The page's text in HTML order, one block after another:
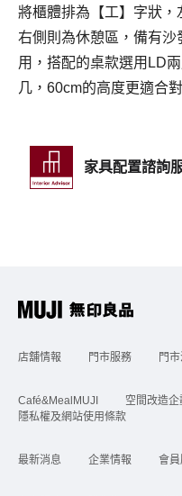
將櫃體排為【工】字狀，
右側則為休憩區，備有
用，搭配的桌款選用LD
几，60cm的高度更適合
家具配置諮詢
店舖情報 門市服務 門
Café&MealMUJI 空間改造
隱私權及網站使用條款
最新消息 企業情報 會